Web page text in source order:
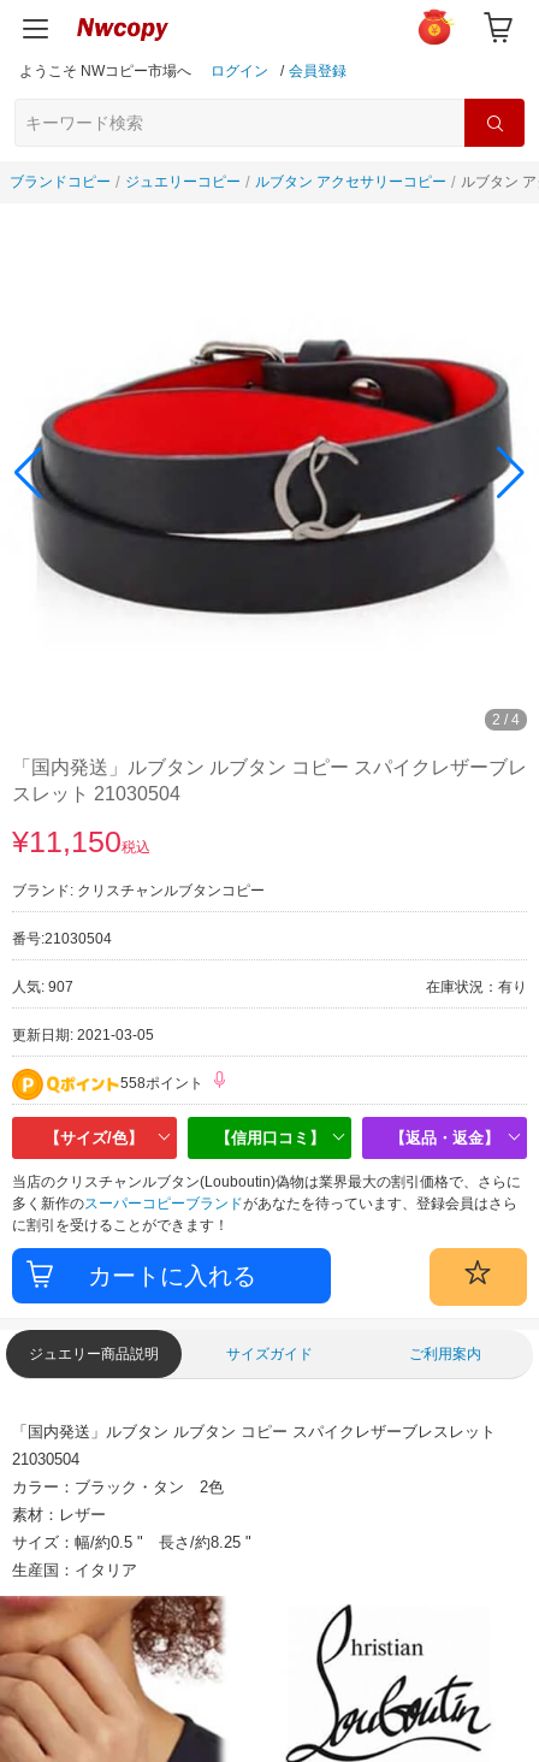
ようこそ NWコピー市場へ ログイン / 会員登録
ブランドコピー ジュエリーコピー ルブタン アクセサリーコピー ルブタン
2 / 4
「国内発送」ルブタン ルブタン コピー スパイクレザーブレ
スレット 21030504
¥11,150税込
ブランド: クリスチャンルブタンコピー
番号:21030504
人気: 907 在庫状況：有り
更新日期: 2021-03-05
558ポイント
【サイズ/色】 【信用口コミ】 【返品・返金】
当店のクリスチャンルブタン(Louboutin)偽物は業界最大の割引価格で、さらに
多く新作のスーパーコピーブランドがあなたを待っています、登録会員はさら
に割引を受けることができます！
ジュエリー商品説明 サイズガイド ご利用案内
「国内発送」ルブタン ルブタン コピー スパイクレザーブレスレット
21030504
カラー：ブラック・タン 2色
素材：レザー
サイズ：幅/約0.5 " 長さ/約8.25 "
生産国：イタリア